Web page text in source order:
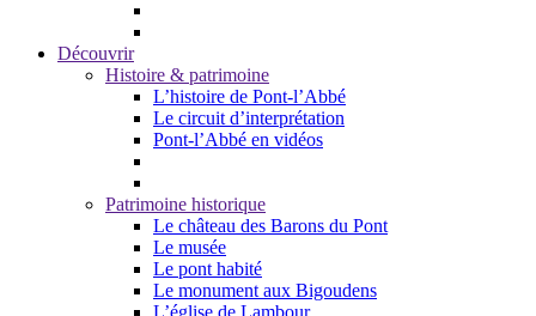
Découvrir
Histoire & patrimoine
L’histoire de Pont-l’Abbé
Le circuit d’interprétation
Pont-l’Abbé en vidéos
Patrimoine historique
Le château des Barons du Pont
Le musée
Le pont habité
Le monument aux Bigoudens
L’église de Lambour